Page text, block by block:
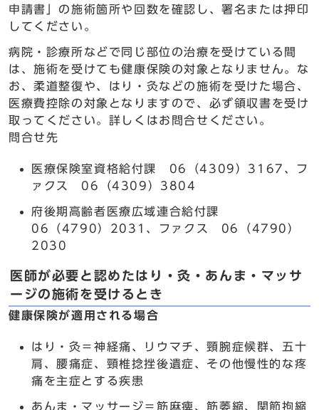
申請書」の施術箇所や回数を確認し、署名または押印
してください。
病院・診療所などで同じ部位の治療を受けている間
は、施術を受けても健康保険の対象となりません。な
お、柔道整復や、はり・灸などの施術を受けた場合、
医療費控除の対象となりますので、必ず領収書を受け
取ってください。詳しくはお問合せください。
問合せ先
医療保険室資格給付課 06（4309）3167、フ
ァクス 06（4309）3804
府後期高齢者医療広域連合給付課
06（4790）2031、ファクス 06（4790）
2030
医師が必要と認めたはり・灸・あんま・マッサ
ージの施術を受けるとき
健康保険が適用される場合
はり・灸＝神経痛、リウマチ、頸腕症候群、五十
肩、腰痛症、頸椎捻挫後遺症、その他慢性的な疼
痛を主症とする疾患
あんま・マッサージ＝筋麻痺、筋萎縮、関節拘縮